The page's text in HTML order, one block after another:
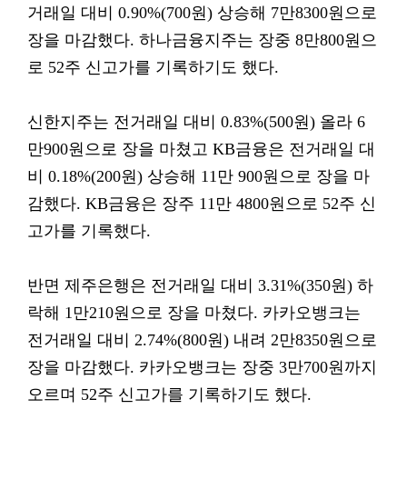
거래일 대비 0.90%(700원) 상승해 7만8300원으로
장을 마감했다. 하나금융지주는 장중 8만800원으
로 52주 신고가를 기록하기도 했다.
신한지주는 전거래일 대비 0.83%(500원) 올라 6
만900원으로 장을 마쳤고 KB금융은 전거래일 대
비 0.18%(200원) 상승해 11만 900원으로 장을 마
감했다. KB금융은 장주 11만 4800원으로 52주 신
고가를 기록했다.
반면 제주은행은 전거래일 대비 3.31%(350원) 하
락해 1만210원으로 장을 마쳤다. 카카오뱅크는
전거래일 대비 2.74%(800원) 내려 2만8350원으로
장을 마감했다. 카카오뱅크는 장중 3만700원까지
오르며 52주 신고가를 기록하기도 했다.